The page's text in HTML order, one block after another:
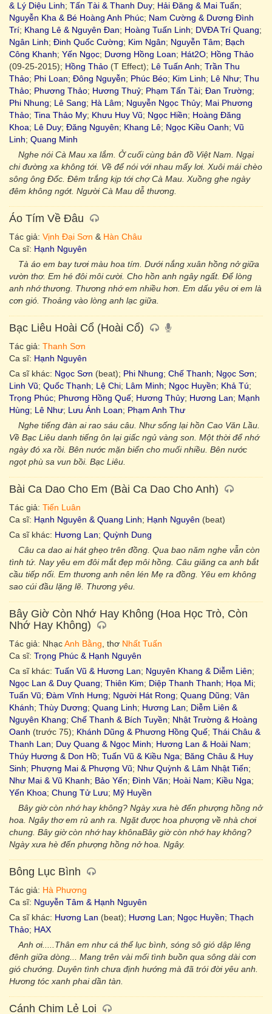
& Lý Diệu Linh; Tấn Tài & Thanh Duy; Hải Đăng & Mai Tuấn;
Nguyễn Kha & Bé Hoàng Anh Phúc; Nam Cường & Dương Đình
Trí; Khang Lê & Nguyên Đan; Hoàng Tuấn Linh; DVĐA Trí Quang;
Ngân Linh; Đinh Quốc Cường; Kim Ngân; Nguyễn Tâm; Bạch
Công Khanh; Yến Ngọc; Dương Hồng Loan; Hát2O; Hồng Thảo
(09-25-2015); Hồng Thảo (T Effect); Lê Tuấn Anh; Trần Thu
Thảo; Phi Loan; Đông Nguyễn; Phúc Béo; Kim Linh; Lê Như; Thu
Thảo; Phương Thảo; Hương Thuỷ; Phạm Tấn Tài; Đan Trường;
Phi Nhung; Lê Sang; Hà Lâm; Nguyễn Ngọc Thủy; Mai Phương
Thảo; Tina Thảo My; Khưu Huy Vũ; Ngọc Hiền; Hoàng Đăng
Khoa; Lê Duy; Đăng Nguyên; Khang Lê; Ngọc Kiều Oanh; Vũ
Linh; Quang Minh
Nghe nói Cà Mau xa lắm. Ở cuối cùng bản đồ Việt Nam. Ngại
chi đường xa không tới. Về để nói với nhau mấy lơi. Xuôi mái chèo
sông ông Đốc. Đêm trắng kịp tới chợ Cà Mau. Xuồng ghe ngày
đêm không ngớt. Người Cà Mau dễ thương.
Áo Tím Về Đâu
Tác giả: Vịnh Đại Sơn & Hàn Châu
Ca sĩ: Hạnh Nguyên
Tà áo em bay tươi màu hoa tím. Dưới nắng xuân hồng nở giữa
vườn thơ. Em hé đôi môi cười. Cho hồn anh ngây ngất. Để lòng
anh nhớ thương. Thương nhớ em nhiều hơn. Em dấu yêu ơi em là
cơn gió. Thoảng vào lòng anh lạc giữa.
Bạc Liêu Hoài Cổ (Hoài Cổ)
Tác giả: Thanh Sơn
Ca sĩ: Hạnh Nguyên
Ca sĩ khác: Ngọc Sơn (beat); Phi Nhung; Chế Thanh; Ngọc Sơn;
Linh Vũ; Quốc Thạnh; Lệ Chi; Lâm Minh; Ngọc Huyền; Khả Tú;
Trọng Phúc; Phương Hồng Quế; Hương Thủy; Hương Lan; Mạnh
Hùng; Lê Như; Lưu Ánh Loan; Phạm Anh Thư
Nghe tiếng đàn ai rao sáu câu. Như sống lại hồn Cao Văn Lầu.
Về Bạc Liêu danh tiếng ôn lại giấc ngủ vàng son. Một thời để nhớ
ngày đó xa rồi. Bên nước mặn biển cho muối nhiều. Bên nước
ngọt phù sa vun bồi. Bạc Liêu.
Bài Ca Dao Cho Em (Bài Ca Dao Cho Anh)
Tác giả: Tiến Luân
Ca sĩ: Hạnh Nguyên & Quang Linh; Hạnh Nguyên (beat)
Ca sĩ khác: Hương Lan; Quỳnh Dung
Câu ca dao ai hát ghẹo trên đồng. Qua bao năm nghe vẫn còn
tình tứ. Nay yêu em đôi mắt đẹp môi hồng. Câu giăng ca anh bắt
cầu tiếp nối. Em thương anh nên lén Mẹ ra đồng. Yêu em không
sao cúi đầu lặng lẽ. Thương yêu.
Bây Giờ Còn Nhớ Hay Không (Hoa Học Trò, Còn
Nhớ Hay Không)
Tác giả: NhạcAnh Bằng , thơ Nhất Tuấn
Ca sĩ: Trọng Phúc & Hạnh Nguyên
Ca sĩ khác: Tuấn Vũ & Hương Lan; Nguyên Khang & Diễm Liên;
Ngọc Lan & Duy Quang; Thiên Kim; Diệp Thanh Thanh; Họa Mi;
Tuấn Vũ; Đàm Vĩnh Hưng; Người Hát Rong; Quang Dũng; Vân
Khánh; Thùy Dương; Quang Linh; Hương Lan; Diễm Liên &
Nguyên Khang; Chế Thanh & Bích Tuyền; Nhật Trường & Hoàng
Oanh (trước 75); Khánh Dũng & Phương Hồng Quế; Thái Châu &
Thanh Lan; Duy Quang & Ngọc Minh; Hương Lan & Hoài Nam;
Thúy Hương & Don Hồ; Tuấn Vũ & Kiều Nga; Băng Châu & Huy
Sinh; Phượng Mai & Phượng Vũ; Như Quỳnh & Lâm Nhật Tiến;
Như Mai & Vũ Khanh; Bảo Yến; Đình Văn; Hoài Nam; Kiều Nga;
Yến Khoa; Chung Tử Lưu; Mỹ Huyền
Bây giờ còn nhớ hay không? Ngày xưa hè đến phượng hồng nở
hoa. Ngây thơ em rủ anh ra. Ngặt được hoa phượng về nhà chơi
chung. Bây giờ còn nhớ hay khônaBây giờ còn nhớ hay không?
Ngày xưa hè đến phượng hồng nở hoa. Ngây.
Bông Lục Bình
Tác giả: Hà Phương
Ca sĩ: Nguyễn Tâm & Hạnh Nguyên
Ca sĩ khác: Hương Lan (beat); Hương Lan; Ngọc Huyền; Thạch
Thảo; HAX
Anh ơi.....Thân em như cá thể lục bình, sóng sô gió dập lêng
đênh giữa dòng... Mang trên vài mối tình buồn qua sông dài cơn
gió chướng. Duyên tình chưa định hướng mà đã trói đời yêu anh.
Hương tóc xanh phai dần tàn.
Cánh Chim Lẻ Loi